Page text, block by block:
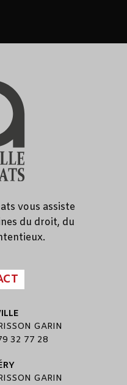
vous assiste
du droit, du
GARIN
32 77 28
GARIN